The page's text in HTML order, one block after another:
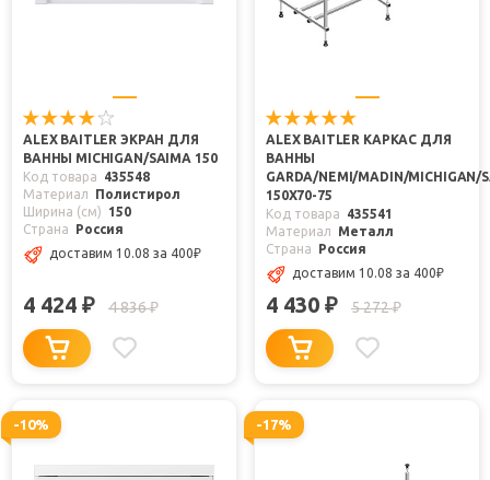
ALEX BAITLER ЭКРАН ДЛЯ
ВАННЫ MICHIGAN/SAIMA 150
Код товара
435548
Материал
Полистирол
Ширина (см)
150
Страна
Россия
доставим 10.08 за 400₽
4 424 ₽ 4 836₽
ALEX BAITLER КАРКАС ДЛЯ
ВАННЫ
GARDA/NEMI/MADIN/MICHIGAN/
150Х70-75
Код товара
435541
Материал
Металл
Страна
Россия
доставим 10.08 за 400₽
4 430 ₽ 5 272₽
-10% -17%